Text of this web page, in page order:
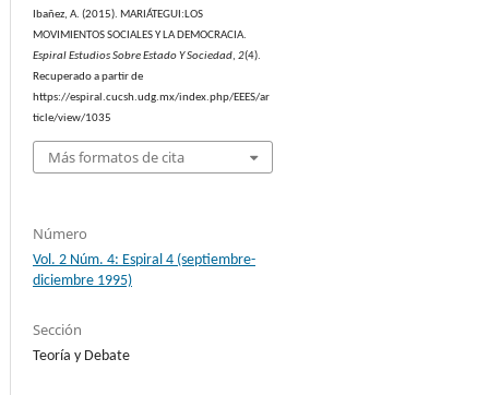
Ibañez, A. (2015). MARIÁTEGUI:LOS
MOVIMIENTOS SOCIALES Y LA DEMOCRACIA.
Espiral Estudios Sobre Estado Y Sociedad, 2(4).
Recuperado a partir de
https://espiral.cucsh.udg.mx/index.php/EEES/ar
ticle/view/1035
Más formatos de cita
Número
Vol. 2 Núm. 4: Espiral 4 (septiembre-
diciembre 1995)
Sección
Teoría y Debate